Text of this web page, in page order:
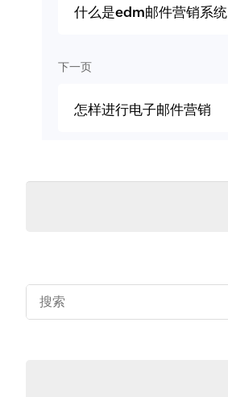
什么是edm邮件营销系统
下一页
怎样进行电子邮件营销